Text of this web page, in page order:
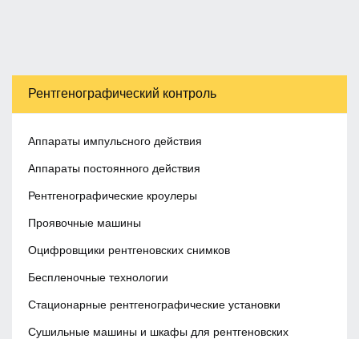
Рентгенографический контроль
Аппараты импульсного действия
Аппараты постоянного действия
Рентгенографические кроулеры
Проявочные машины
Оцифровщики рентгеновских снимков
Беспленочные технологии
Стационарные рентгенографические установки
Сушильные машины и шкафы для рентгеновских